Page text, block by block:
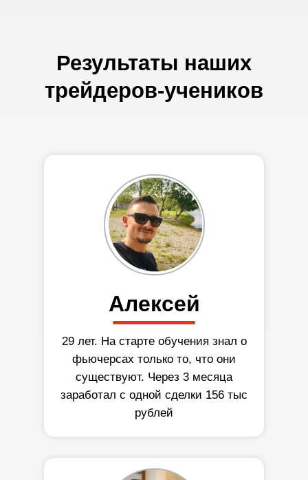
Результаты наших
трейдеров-учеников
Алексей
29 лет. На старте обучения знал о
фьючерсах только то, что они
существуют. Через 3 месяца
заработал с одной сделки 156 тыс
рублей